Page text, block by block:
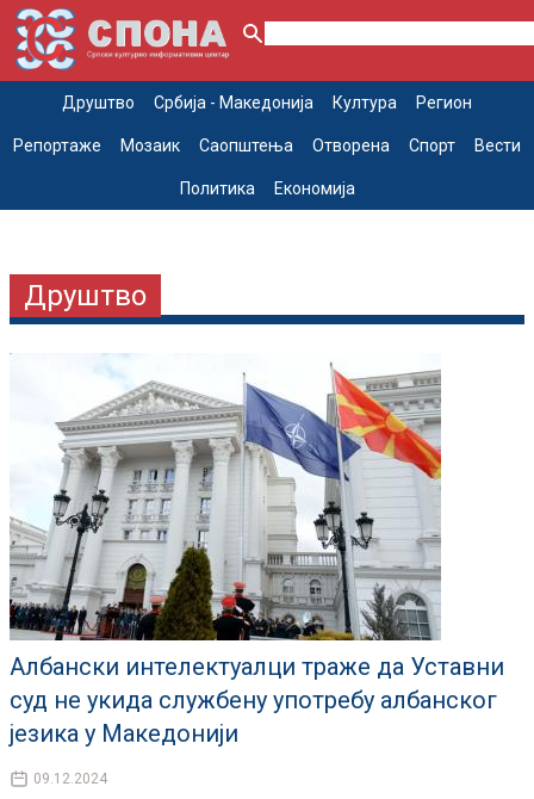
Друштво Србија - Македонија Култура Регион
Репортаже Мозаик Саопштења Отворена Спорт Вести
Политика Економија
Друштво
Албански интелектуалци траже да Уставни
суд не укида службену употребу албанског
језика у Македонији
09.12.2024